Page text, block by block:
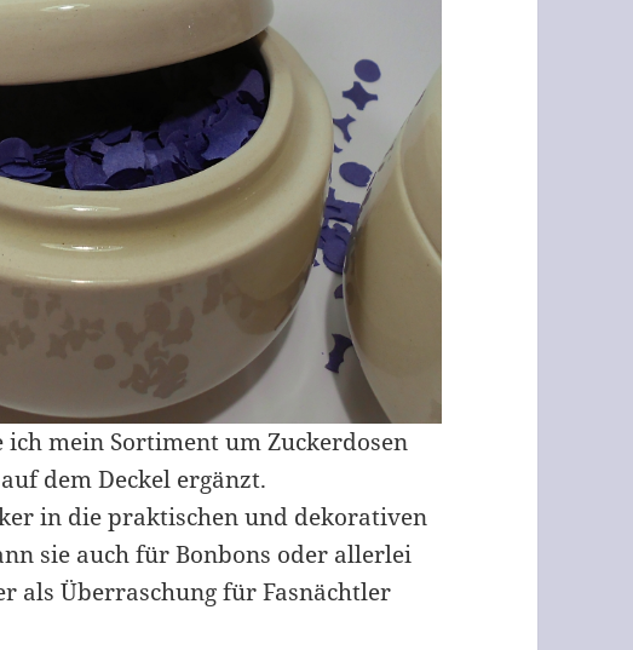
ich mein Sortiment um Zuckerdosen
dem Deckel ergänzt.
in die praktischen und dekorativen
sie auch für Bonbons oder allerlei
als Überraschung für Fasnächtler